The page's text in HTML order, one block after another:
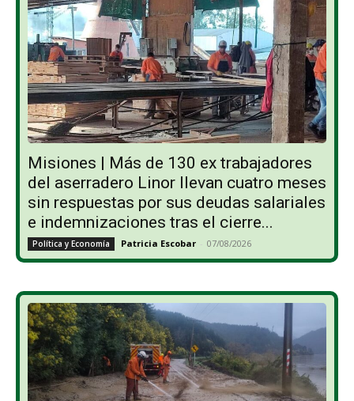
Misiones | Más de 130 ex trabajadores
del aserradero Linor llevan cuatro meses
sin respuestas por sus deudas salariales
e indemnizaciones tras el cierre...
Política y Economía Patricia Escobar - 07/08/2026